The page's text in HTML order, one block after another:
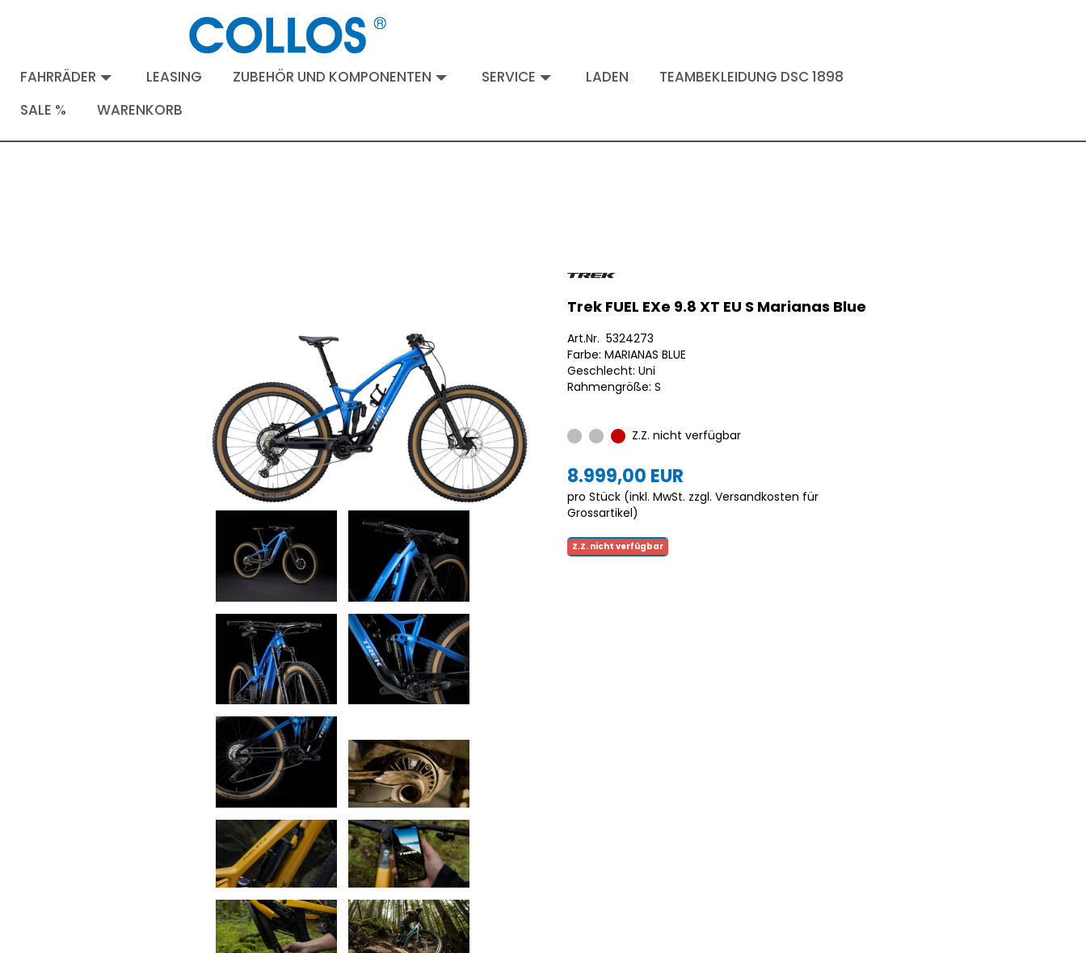
FAHRRÄDER LEASING ZUBEHÖR UND KOMPONENTEN SERVICE LADEN
TEAMBEKLEIDUNG DSC 1898
SALE %
WARENKORB
Trek FUEL EXe 9.8 XT EU S Marianas Blue
Art.Nr. 5324273
Farbe: MARIANAS BLUE
Geschlecht: Uni
Rahmengröße: S
Z.Z. nicht verfügbar
8.999,00 EUR
pro Stück (inkl. MwSt. zzgl. Versandkosten für
Grossartikel)
Z.Z. nicht verfügbar